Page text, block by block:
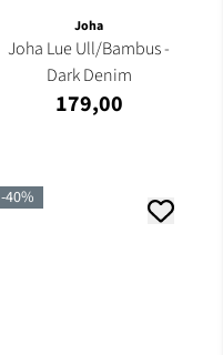
Joha
Joha Lue Ull/Bambus -
Dark Denim
179,00
-40%